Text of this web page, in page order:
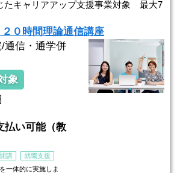
たキャリアアップ支援事業対象 最大7
０時間理論通信講座
通信・通学併
象
払い可能（教
講
就職支援
一体的に実施しま